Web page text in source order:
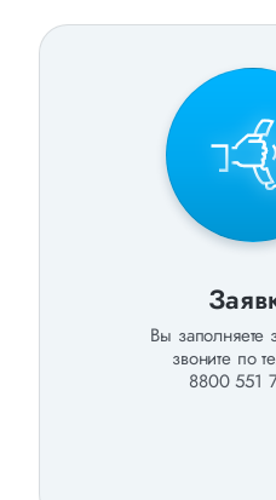
Вы заполняете
звоните по
8800 551